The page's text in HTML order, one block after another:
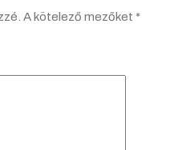
A kötelező mezőket *